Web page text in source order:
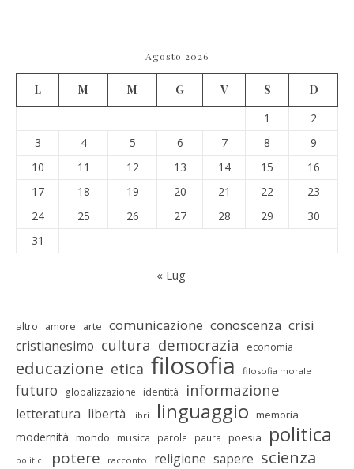
Agosto 2026
L M M G V S
D
1
2
3
4 5 6 7 8
9
10
11 12 13 14 15
16
17
18 19 20 21 22
23
24
25 26 27 28 29
30
31
« Lug
altro amore arte comunicazione conoscenza crisi
cristianesimo cultura democrazia economia
educazione etica filosofia filosofia morale
futuro globalizzazione identità informazione
letteratura libertà libri linguaggio memoria
modernità mondo musica parole paura poesia politica
politici potere racconto religione sapere scienza